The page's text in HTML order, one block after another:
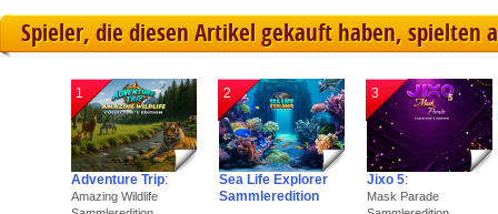
Spieler, die diesen Artikel gekauft haben, spielten
1
Adventure Trip:
Amazing Wildlife
2
Sea Life Explorer
Sammleredition
3
Jixo 5:
Mask Parade